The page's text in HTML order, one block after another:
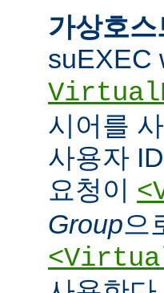
가상호스
suEXEC
시어를
사용자
요청이
Group으